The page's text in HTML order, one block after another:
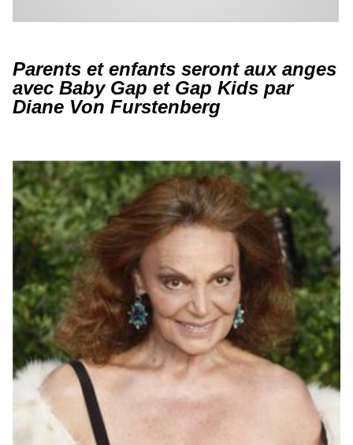
Parents et enfants seront aux anges
avec Baby Gap et Gap Kids par
Diane Von Furstenberg